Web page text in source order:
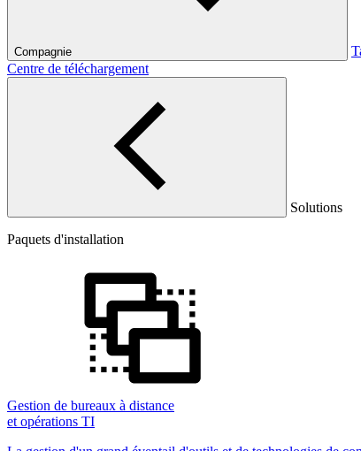
Compagnie
Centre de téléchargement
Solutions
Paquets d'installation
Gestion de bureaux à distance
et opérations TI